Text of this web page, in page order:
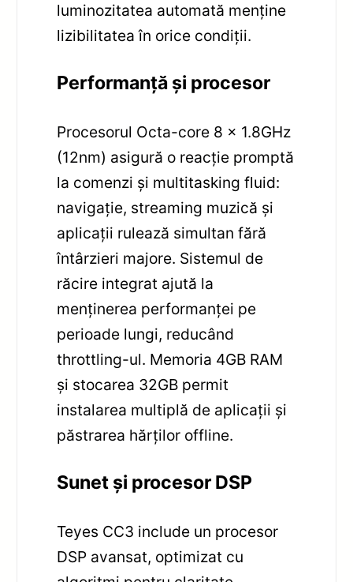
luminozitatea automată menține
lizibilitatea în orice condiții.
Performanță și procesor
Procesorul Octa-core 8 x 1.8GHz
(12nm) asigură o reacție promptă
la comenzi și multitasking fluid:
navigație, streaming muzică și
aplicații rulează simultan fără
întârzieri majore. Sistemul de
răcire integrat ajută la
menținerea performanței pe
perioade lungi, reducând
throttling-ul. Memoria 4GB RAM
și stocarea 32GB permit
instalarea multiplă de aplicații și
păstrarea hărților offline.
Sunet și procesor DSP
Teyes CC3 include un procesor
DSP avansat, optimizat cu